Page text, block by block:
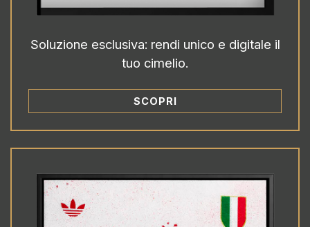
Soluzione esclusiva: rendi unico e digitale il
tuo cimelio.
SCOPRI